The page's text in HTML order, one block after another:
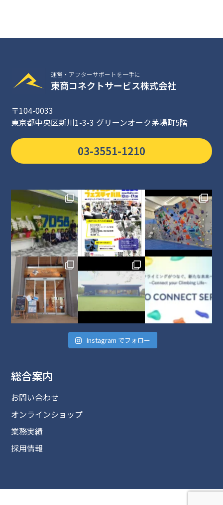
運営・アフターサポートを一手に
東商コネクトサービス株式会社
〒104-0033
東京都中央区新川1-3-3 グリーンオーク茅場町5階
03-3551-1210
Instagram でフォロー
総合案内
お問い合わせ
オンラインショップ
業務実績
採用情報